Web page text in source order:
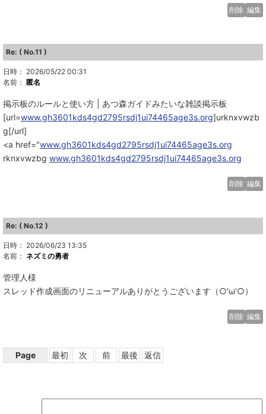
編集
削除
Re: ( No.11 )
日時： 2026/05/22 00:31
名前： 匿名
掲示板のルールと使い方 | あつ森ガイドみたいな雑談掲示板
[url=www.gh3601kds4gd2795rsdj1ui74465age3s.org]urknxvwzb
g[/url]
<a href="www.gh3601kds4gd2795rsdj1ui74465age3s.org
rknxvwzbg www.gh3601kds4gd2795rsdj1ui74465age3s.org
編集
削除
Re: ( No.12 )
日時： 2026/06/23 13:35
名前： ネズミの勇者
管理人様
スレッド作成画面のリニューアルありがとうございます（○'ω'○）
編集
削除
Page 最初 次 前 最後 返信